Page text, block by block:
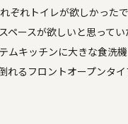
ぞれトイレが欲しかったで
ペースが欲しいと思って
ムキッチンに大きな食洗
れるフロントオープンタ